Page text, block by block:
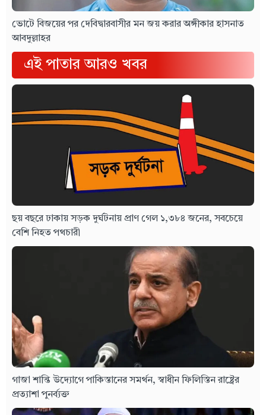
ভোটে বিজয়ের পর দেবিদ্বারবাসীর মন জয় করার অঙ্গীকার হাসনাত
আবদুল্লাহর
এই পাতার আরও খবর
ছয় বছরে ঢাকায় সড়ক দুর্ঘটনায় প্রাণ গেল ১,৩৮৪ জনের, সবচেয়ে
বেশি নিহত পথচারী
গাজা শান্তি উদ্যোগে পাকিস্তানের সমর্থন, স্বাধীন ফিলিস্তিন রাষ্ট্রের
প্রত্যাশা পুনর্ব্যক্ত